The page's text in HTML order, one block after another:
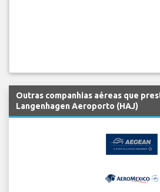
Outras companhias aéreas que
Langenhagen Aeroporto (HAJ)